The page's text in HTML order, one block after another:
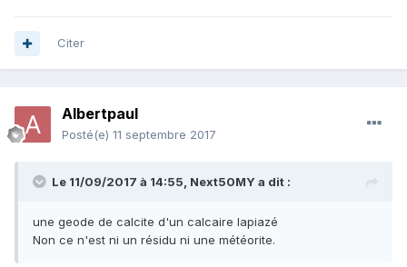
Citer
Albertpaul
Posté(e) 11 septembre 2017
Le 11/09/2017 à 14:55, Next50MY a dit :
une geode de calcite d'un calcaire lapiazé
Non ce n'est ni un résidu ni une météorite.